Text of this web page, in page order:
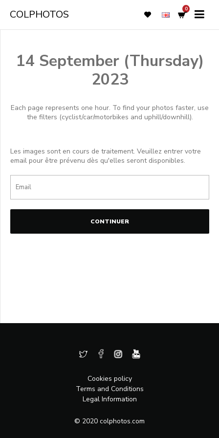
COLPHOTOS 0
14 September (Thursday)
2023
Each page represents one hour. To find your photos faster, use
the filters (cyclist/car/motorbikes and uphill/downhill).
Les images sont en cours de traitement. Veuillez entrer votre
email pour être prévenu dès qu'elles seront disponibles.
CONTINUER
Cookies policy
Terms and Conditions
Legal Information
© 2020 colphotos.com